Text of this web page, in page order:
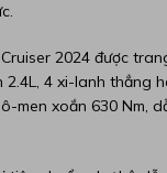
2024 được
2.4L, 4 xi-lanh thẳng
men xoắn 630 Nm,